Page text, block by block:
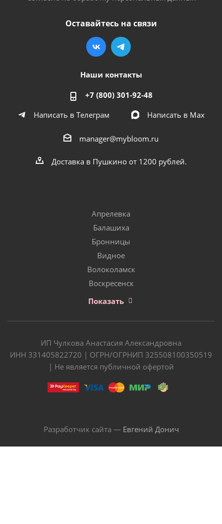
Оставайтесь на связи
Наши контакты
+7 (800) 301-92-48
Написать в Телеграм
Написать в Мах
manager@mybloom.ru
Доставка в Пушкино от 1200 рублей.
Апрелевка
Балашиха
Бронницы
Видное
Волоколамск
Воскресенск
Показать
ИП Чулкова Анастасия Александровна
ИНН 331405822720 | ОГРН/ОГРНИП 325508100350519
| Не является публичной офертой
Разработчик сайта — Евгений Донич